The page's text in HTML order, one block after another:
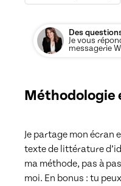
Des
Je vous
messagerie
Méthodologie
Je partage mon écran
texte de littérature
ma méthode, pas à
moi. En bonus : tu